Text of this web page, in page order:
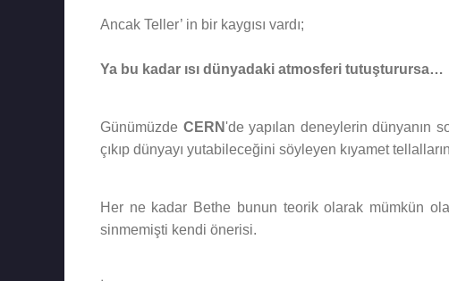
Ancak Teller’ in bir kaygısı vardı;
Ya bu kadar ısı dünyadaki atmosferi tutuşturursa…
Günümüzde CERN 'de yapılan deneylerin dünyanın
çıkıp dünyayı yutabileceğini söyleyen kıyamet
Her ne kadar Bethe bunun teorik olarak mümkün
sinmemişti kendi önerisi.